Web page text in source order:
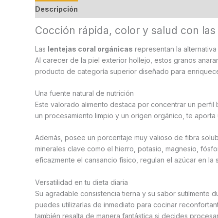
Descripción
Cocción rápida, color y salud con
Las lentejas coral orgánicas representan la
Al carecer de la piel exterior hollejo, estos granos
producto de categoría superior diseñado para
Una fuente natural de nutrición
Este valorado alimento destaca por concentrar un
un procesamiento limpio y un origen orgánico, te
Además, posee un porcentaje muy valioso de fibra
minerales clave como el hierro, potasio, magnesio,
eficazmente el cansancio físico, regulan el azúcar en la
Versatilidad en tu dieta diaria
Su agradable consistencia tierna y su sabor sutilmente
puedes utilizarlas de inmediato para cocinar
también resalta de manera fantástica si decides